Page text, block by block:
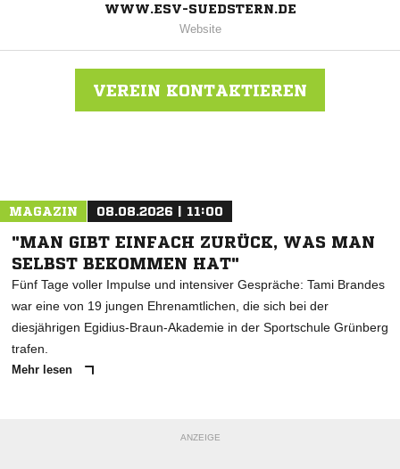
WWW.ESV-SUEDSTERN.DE
Website
VEREIN KONTAKTIEREN
MAGAZIN 08.08.2026 | 11:00
"MAN GIBT EINFACH ZURÜCK, WAS MAN
SELBST BEKOMMEN HAT"
Fünf Tage voller Impulse und intensiver Gespräche: Tami Brandes
war eine von 19 jungen Ehrenamtlichen, die sich bei der
diesjährigen Egidius-Braun-Akademie in der Sportschule Grünberg
trafen.
Mehr lesen
ANZEIGE